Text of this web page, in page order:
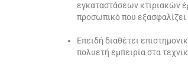
εγκαταστάσεων κτιριακών
προσωπικό που εξασφαλίζει
Επειδή διαθέτει
πολυετή εμπει­ρία στα